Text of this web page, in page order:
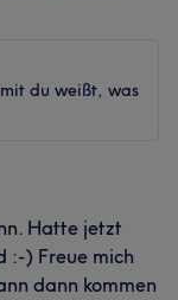
du weißt, was
Hatte jetzt
:-) Freue mich
dann kommen